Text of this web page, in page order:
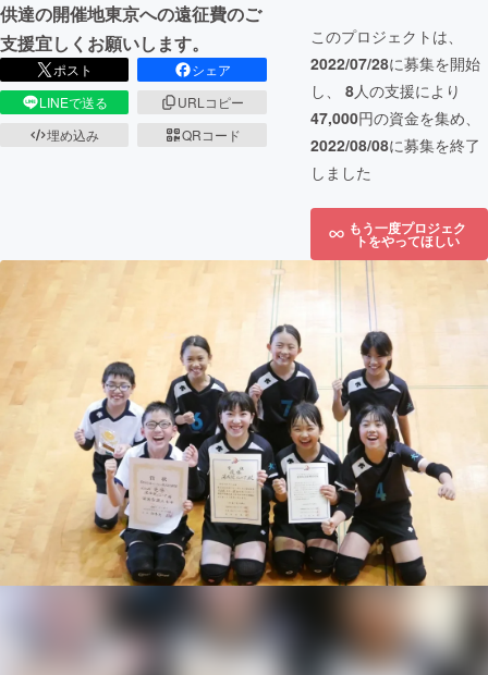
供達の開催地東京への遠征費のご
支援宜しくお願いします。
ポスト
シェア
LINEで送る
URLコピー
埋め込み
QRコード
このプロジェクトは、
2022/07/28に募集を開始
し、 8人の支援により
47,000円の資金を集め、
2022/08/08に募集を終了
しました
もう一度プロジェク
トをやってほしい